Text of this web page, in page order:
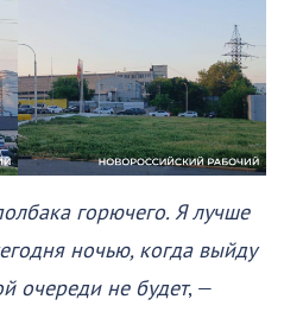
горючего. Я лучше
ночью, когда выйду
очереди не будет, —